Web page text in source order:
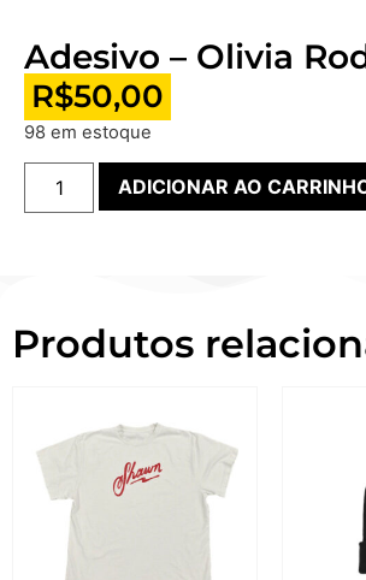
Adesivo – Olivia
R$50,00
98 em estoque
ADICIONAR AO
Produtos